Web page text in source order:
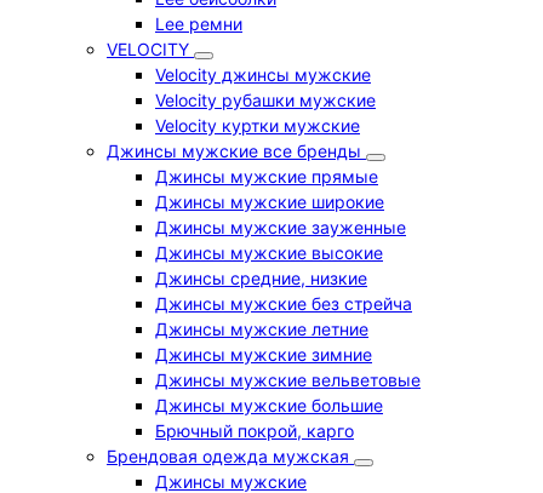
Lee ремни
VELOCITY
Velocity джинсы мужские
Velocity рубашки мужские
Velocity куртки мужские
Джинсы мужские все бренды
Джинсы мужские прямые
Джинсы мужские широкие
Джинсы мужские зауженные
Джинсы мужские высокие
Джинсы средние, низкие
Джинсы мужские без стрейча
Джинсы мужские летние
Джинсы мужские зимние
Джинсы мужские вельветовые
Джинсы мужские большие
Брючный покрой, карго
Брендовая одежда мужская
Джинсы мужские